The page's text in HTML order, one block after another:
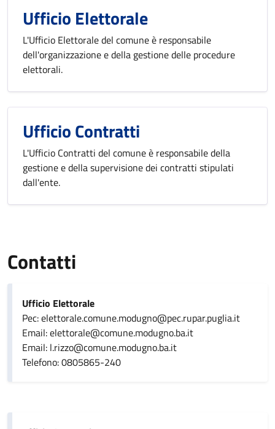
Ufficio Elettorale
L'Ufficio Elettorale del comune è responsabile
dell'organizzazione e della gestione delle procedure
elettorali.
Ufficio Contratti
L'Ufficio Contratti del comune è responsabile della
gestione e della supervisione dei contratti stipulati
dall'ente.
Contatti
Ufficio Elettorale
Pec: elettorale.comune.modugno@pec.rupar.puglia.it
Email: elettorale@comune.modugno.ba.it
Email: l.rizzo@comune.modugno.ba.it
Telefono: 0805865-240